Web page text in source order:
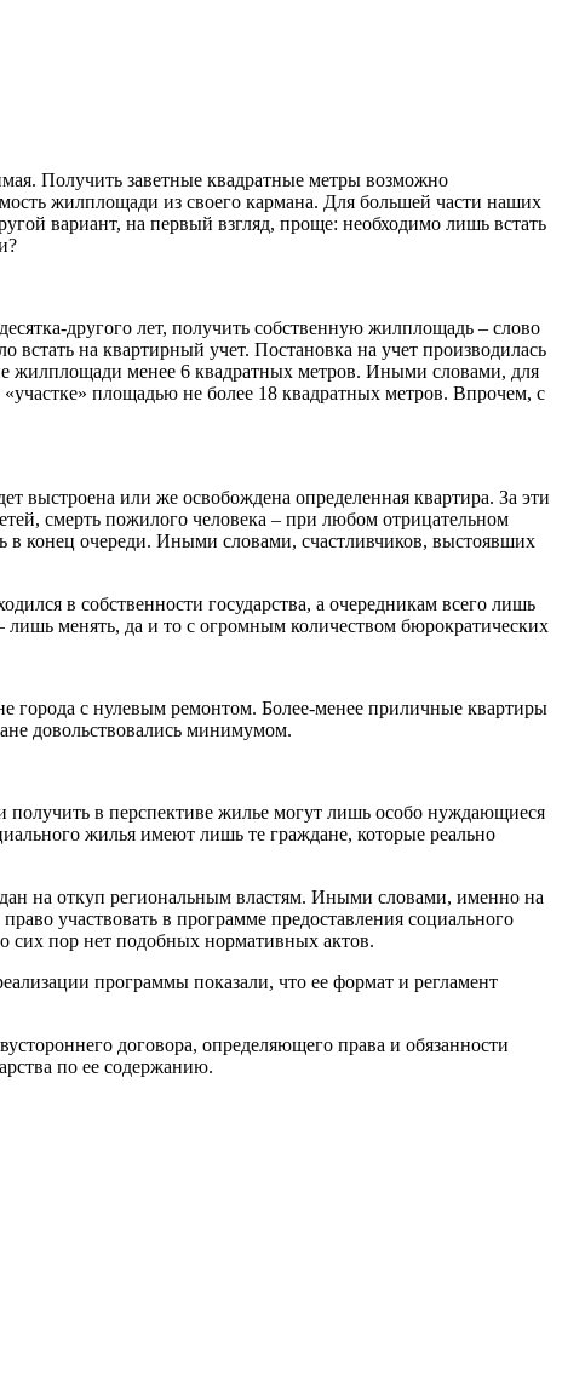
Получить заветные квадратные метры возможно
жилплощади из своего кармана. Для большей части наших
вариант, на первый взгляд, проще: необходимо лишь встать
другого лет, получить собственную жилплощадь – слово
на квартирный учет. Постановка на учет производилась
жилплощади менее 6 квадратных метров. Иными словами, для
площадью не более 18 квадратных метров. Впрочем, с
выстроена или же освобождена определенная квартира. За эти
смерть пожилого человека – при любом отрицательном
в конец очереди. Иными словами, счастливчиков, выстоявших
в собственности государства, а очередникам всего лишь
лишь менять, да и то с огромным количеством бюрократических
города с нулевым ремонтом. Более-менее приличные квартиры
довольствовались минимумом.
получить в перспективе жилье могут лишь особо нуждающиеся
жилья имеют лишь те граждане, которые реально
на откуп региональным властям. Иными словами, именно на
участвовать в программе предоставления социального
сих пор нет подобных нормативных актов.
программы показали, что ее формат и регламент
договора, определяющего права и обязанности
по ее содержанию.